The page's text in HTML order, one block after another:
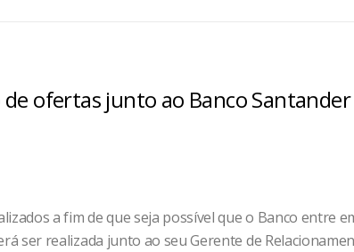
de ofertas junto ao Banco Santander
a fim de que seja possível que o Banco entre
ser realizada junto ao seu Gerente de